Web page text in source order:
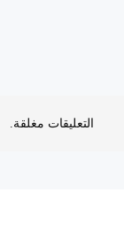
التعليقات مغلقة.